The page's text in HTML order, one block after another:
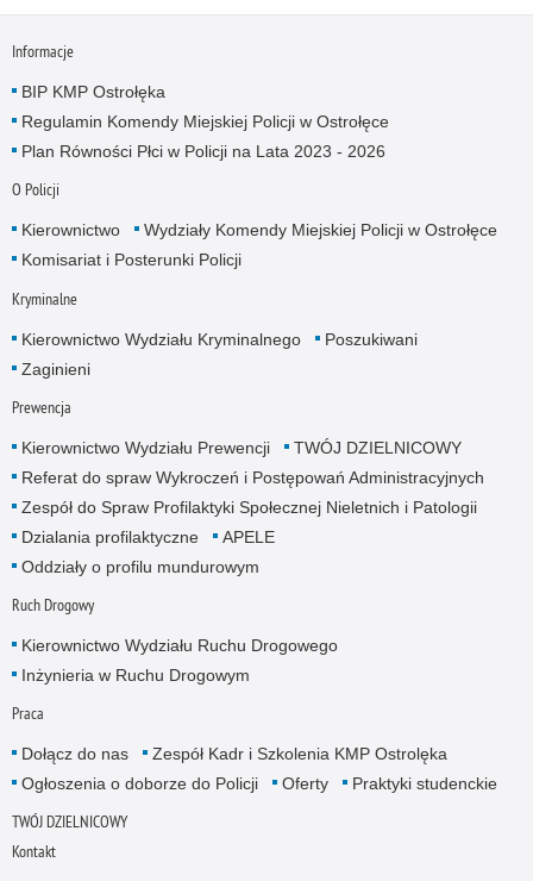
Informacje
BIP KMP Ostrołęka
Regulamin Komendy Miejskiej Policji w Ostrołęce
Plan Równości Płci w Policji na Lata 2023 - 2026
O Policji
Kierownictwo
Wydziały Komendy Miejskiej Policji w Ostrołęce
Komisariat i Posterunki Policji
Kryminalne
Kierownictwo Wydziału Kryminalnego
Poszukiwani
Zaginieni
Prewencja
Kierownictwo Wydziału Prewencji
TWÓJ DZIELNICOWY
Referat do spraw Wykroczeń i Postępowań Administracyjnych
Zespół do Spraw Profilaktyki Społecznej Nieletnich i Patologii
Dzialania profilaktyczne
APELE
Oddziały o profilu mundurowym
Ruch Drogowy
Kierownictwo Wydziału Ruchu Drogowego
Inżynieria w Ruchu Drogowym
Praca
Dołącz do nas
Zespół Kadr i Szkolenia KMP Ostrolęka
Ogłoszenia o doborze do Policji
Oferty Praktyki studenckie
TWÓJ DZIELNICOWY
Kontakt